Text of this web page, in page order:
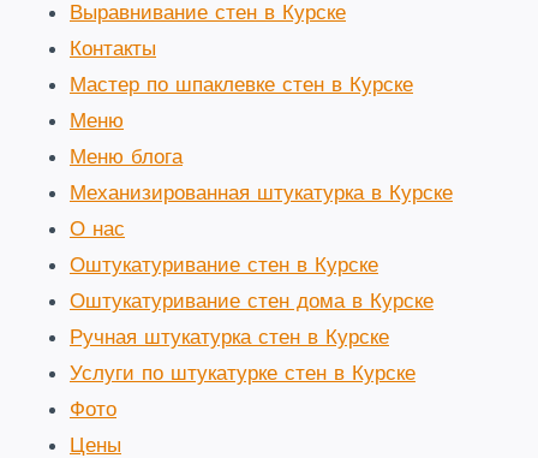
Выравнивание стен в Курске
Контакты
Мастер по шпаклевке стен в Курске
Меню
Меню блога
Механизированная штукатурка в Курске
О нас
Оштукатуривание стен в Курске
Оштукатуривание стен дома в Курске
Ручная штукатурка стен в Курске
Услуги по штукатурке стен в Курске
Фото
Цены